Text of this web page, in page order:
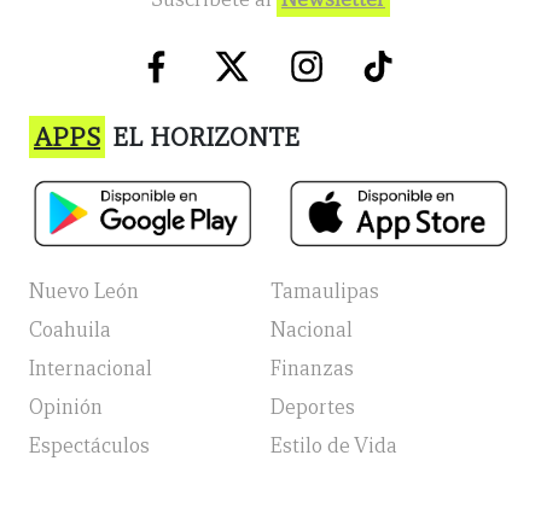
APPS EL HORIZONTE
Nuevo León
Tamaulipas
Coahuila
Nacional
Internacional
Finanzas
Opinión
Deportes
Espectáculos
Estilo de Vida